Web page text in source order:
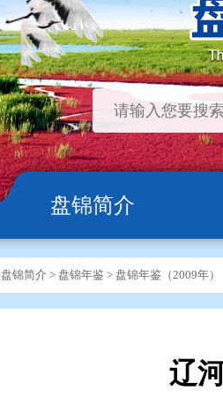
盘锦简介
盘锦简介 > 盘锦年鉴 > 盘锦年鉴（2009年）
辽